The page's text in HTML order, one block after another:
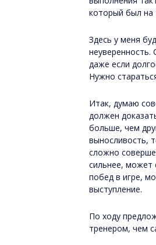
который был на
Здесь у меня
неуверенность.
даже если
Нужно
Итак, думаю
должен
больше, чем
выносливость,
сложно
сильнее, может
побед в игре,
выступление.
По ходу
тренером, чем